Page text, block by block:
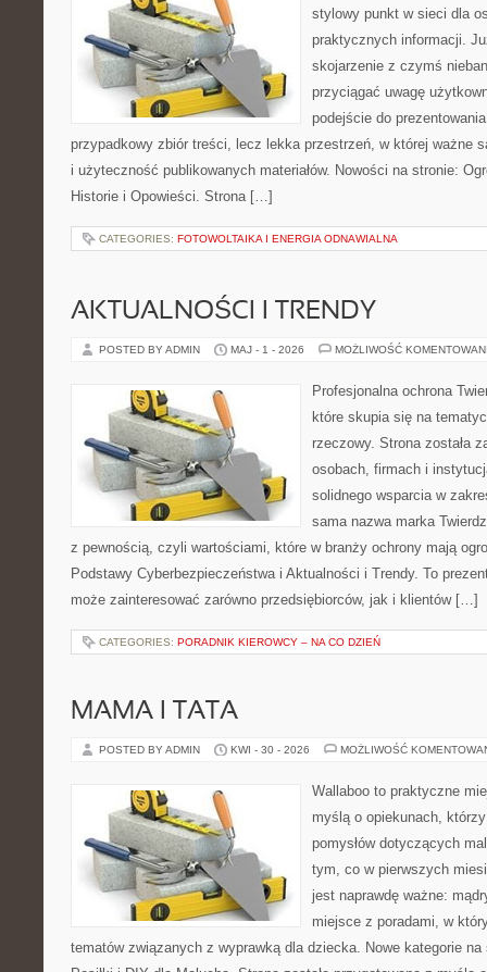
stylowy punkt w sieci dla
praktycznych informacji.
skojarzenie z czymś
przyciągać uwagę
podejście do
przypadkowy zbiór treści, lecz lekka przestrzeń, w której ważne
i użyteczność publikowanych materiałów. Nowości na stronie:
Historie i Opowieści. Strona […]
CATEGORIES: FOTOWOLTAIKA I ENERGIA ODNAWIALNA
AKTUALNOŚCI I TRENDY
POSTED BY ADMIN MAJ - 1 - 2026 MOŻLIWOŚĆ
Profesjonalna ochrona
które skupia się na
rzeczowy. Strona została
osobach, firmach i
solidnego wsparcia w
sama nazwa marka
z pewnością, czyli wartościami, które w branży ochrony mają
Podstawy Cyberbezpieczeństwa i Aktualności i Trendy. To
może zainteresować zarówno przedsiębiorców, jak i klientów […]
CATEGORIES: PORADNIK KIEROWCY – NA CO DZIEŃ
MAMA I TATA
POSTED BY ADMIN KWI - 30 - 2026 MOŻLIWOŚĆ
Wallaboo to praktyczne
myślą o opiekunach,
pomysłów dotyczących
tym, co w pierwszych
jest naprawdę ważne:
miejsce z poradami, w
tematów związanych z wyprawką dla dziecka. Nowe kategorie